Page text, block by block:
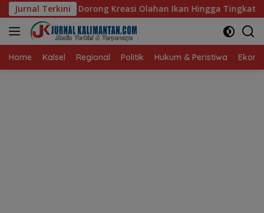
Langsung
ke
konten
Jurnal Terkini
Olahan Ikan Hingga Tingkat Nasional Pada Lomba
Home Kalsel Regional Politik Hukum & Peristiwa